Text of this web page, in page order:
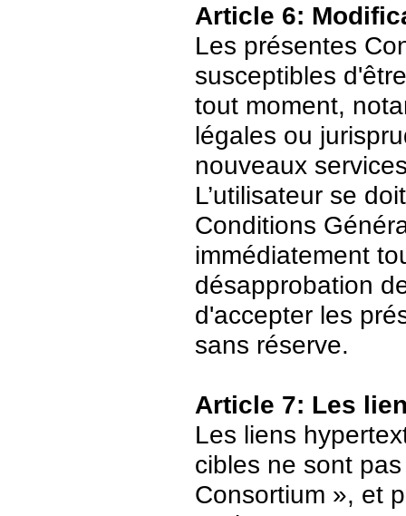
Article 6:
Les présentes
susceptibles
tout moment,
légales ou
nouveaux
L’utilisateur se
Conditions
immédiatement
désapprobation
d'accepter les
sans réserve.
Article 7: Les
Les liens
cibles ne sont
Consortium », et